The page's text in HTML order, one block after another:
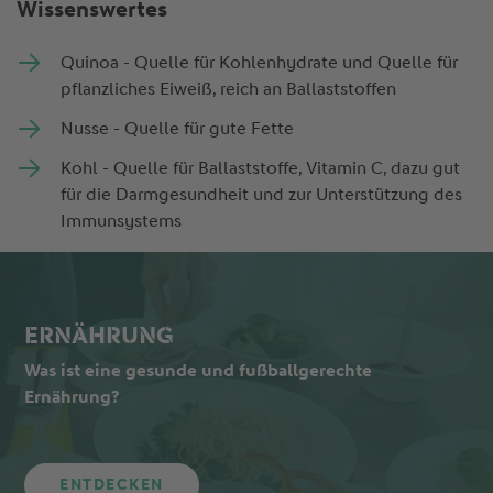
Wissenswertes
Quinoa - Quelle für Kohlenhydrate und Quelle für
pflanzliches Eiweiß, reich an Ballaststoffen
Nusse - Quelle für gute Fette
Kohl - Quelle für Ballaststoffe, Vitamin C, dazu gut
für die Darmgesundheit und zur Unterstützung des
Immunsystems
ERNÄHRUNG
Was ist eine gesunde und fußballgerechte
Ernährung?
ENTDECKEN